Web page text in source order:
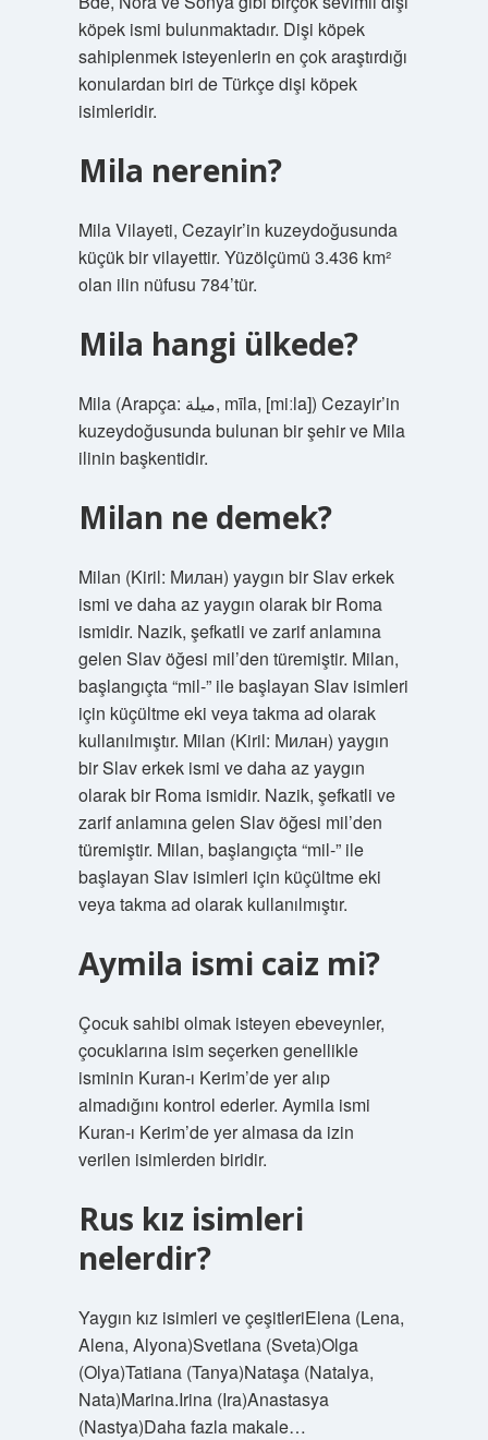
köpek ismi bulunmaktadır. Dişi köpek
sahiplenmek isteyenlerin en çok araştırdığı
konulardan biri de Türkçe dişi köpek
isimleridir.
Mila nerenin?
Mila Vilayeti, Cezayir’in kuzeydoğusunda
küçük bir vilayettir. Yüzölçümü 3.436 km²
olan ilin nüfusu 784’tür.
Mila hangi ülkede?
Mila (Arapça: ميلة‎, mīla, [miːla]) Cezayir’in
kuzeydoğusunda bulunan bir şehir ve Mila
ilinin başkentidir.
Milan ne demek?
Milan (Kiril: Милан) yaygın bir Slav erkek
ismi ve daha az yaygın olarak bir Roma
ismidir. Nazik, şefkatli ve zarif anlamına
gelen Slav öğesi mil’den türemiştir. Milan,
başlangıçta “mil-” ile başlayan Slav isimleri
için küçültme eki veya takma ad olarak
kullanılmıştır. Milan (Kiril: Милан) yaygın
bir Slav erkek ismi ve daha az yaygın
olarak bir Roma ismidir. Nazik, şefkatli ve
zarif anlamına gelen Slav öğesi mil’den
türemiştir. Milan, başlangıçta “mil-” ile
başlayan Slav isimleri için küçültme eki
veya takma ad olarak kullanılmıştır.
Aymila ismi caiz mi?
Çocuk sahibi olmak isteyen ebeveynler,
çocuklarına isim seçerken genellikle
isminin Kuran-ı Kerim’de yer alıp
almadığını kontrol ederler. Aymila ismi
Kuran-ı Kerim’de yer almasa da izin
verilen isimlerden biridir.
Rus kız isimleri
nelerdir?
Yaygın kız isimleri ve çeşitleriElena (Lena,
Alena, Alyona)Svetlana (Sveta)Olga
(Olya)Tatiana (Tanya)Nataşa (Natalya,
Nata)Marina.Irina (Ira)Anastasya
(Nastya)Daha fazla makale…